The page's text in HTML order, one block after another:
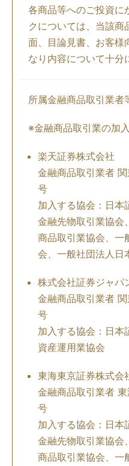
各商品等へのご投資に
クについては、当該
面、目論見書、お客様
なり内容について十分
所属金融商品取引業者
※金融商品取引業の加
楽天証券株式会社
金融商品取引業者
号
加入する協会：日本
金融先物取引業協会
商品取引業協会、一
会、一般社団法人日
株式会社証券ジャパ
金融商品取引業者
号
加入する協会：日本
資産運用業協会
東海東京証券株式会
金融商品取引業者
号
加入する協会：日本
金融先物取引業協会
商品取引業協会、一